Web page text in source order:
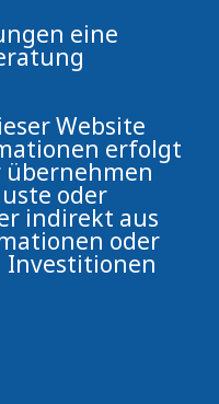
eine
Website
erfolgt
übernehmen
oder
indirekt aus
oder
Investitionen